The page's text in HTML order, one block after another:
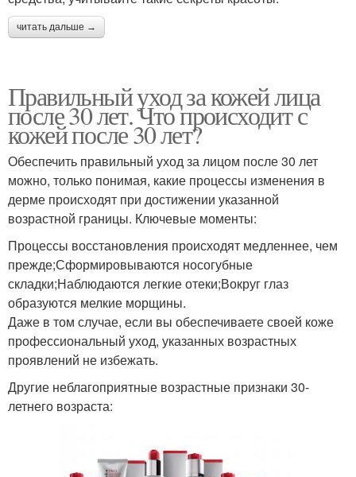
читать дальше →
Правильный уход за кожей лица
после 30 лет. Что происходит с
кожей после 30 лет?
Обеспечить правильный уход за лицом после 30 лет
можно, только понимая, какие процессы изменения в
дерме происходят при достижении указанной
возрастной границы. Ключевые моменты:
Процессы восстановления происходят медленнее, чем
прежде;Сформировываются носогубные
складки;Наблюдаются легкие отеки;Вокруг глаз
образуются мелкие морщины.
Даже в том случае, если вы обеспечиваете своей коже
профессиональный уход, указанных возрастных
проявлений не избежать.
Другие неблагоприятные возрастные признаки 30-
летнего возраста: